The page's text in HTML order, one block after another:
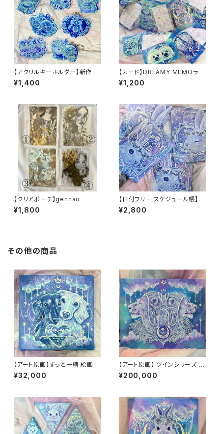
【アクリルキーホルダー】新作
¥1,400
【カード】DREAMY MEMOラン
ダム10枚セット
¥1,200
【クリアポーチ】gennao
¥1,800
【日付フリー スケジュール帳】D
REAMY NOTE(うさぎ)
¥2,800
その他の商品
【アート原画】ずっと一緒 絵画
¥32,000
【アート原画】 ツインシリーズ ラ
イオン 1点もの アクリル画
¥200,000